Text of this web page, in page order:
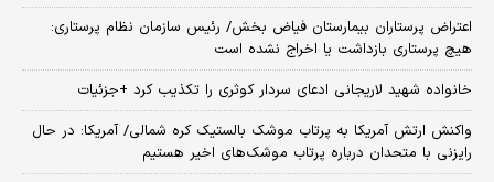
اعتراض پرستاران بیمارستان فیاض بخش/ رئیس سازمان نظام پرستاری:
هیچ پرستاری بازداشت یا اخراج نشده است
خانواده شهید لاریجانی ادعای سردار کوثری را تکذیب کرد +جزئیات
واکنش ارتش آمریکا به پرتاب موشک بالستیک کره شمالی/ آمریکا: در حال
رایزنی با متحدان درباره پرتاب موشک‌های اخیر هستیم